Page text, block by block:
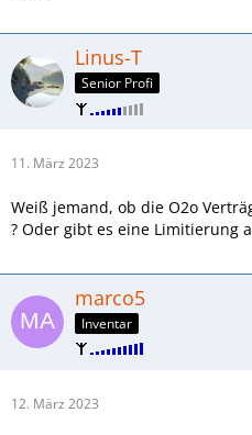
Linus-T
Senior Profi
11. März 2023
Weiß jemand, ob die O2o
? Oder gibt es eine Limitierung
marco5
Inventar
12. März 2023